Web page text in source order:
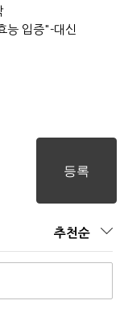
능 입증"-대신
추천순